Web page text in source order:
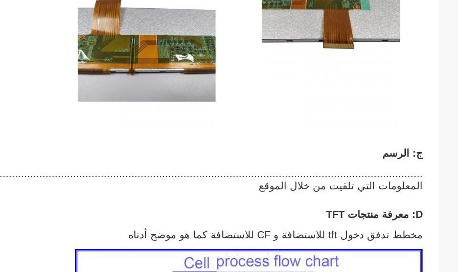
ج: الرسم
المعلومات التي تلقيت من خلال الموقع
D: معرفة منتجات TFT
مخطط تدفق دخول tft للاستضافة و CF للاستضافة كما هو موضح أدناه